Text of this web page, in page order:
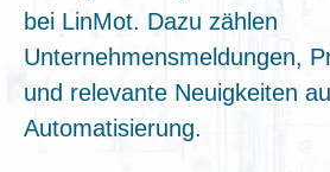
bei LinMot. Dazu zählen
Unternehmensmeldungen,
und relevante Neuigkeiten
Automatisierung.